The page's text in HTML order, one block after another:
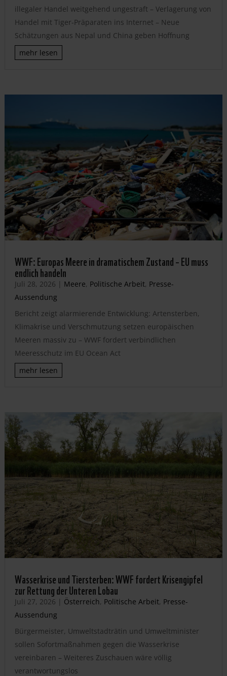
illegaler Handel weitgehend ungestraft – Verlagerung von
Handel mit Tiger-Präparaten ins Internet – Neue
Schätzungen aus Nepal und China geben Hoffnung
mehr lesen
WWF: Europas Meere in dramatischem Zustand – EU muss
endlich handeln
Juli 28, 2026 | Meere, Politische Arbeit, Presse-
Aussendung
Bericht zeigt alarmierende Entwicklung: Artensterben,
Klimakrise und Verschmutzung setzen europäischen
Meeren massiv zu – WWF fordert verbindlichen
Meeresschutz im EU Ocean Act
mehr lesen
Wasserkrise und Tiersterben: WWF fordert Krisengipfel
zur Rettung der Unteren Lobau
Juli 27, 2026 | Österreich, Politische Arbeit, Presse-
Aussendung
Bürgermeister, Umweltstadträtin und Umweltminister
sollen Sofortmaßnahmen gegen die Wasserkrise
vereinbaren – Weiteres Zuschauen wäre völlig
verantwortungslos